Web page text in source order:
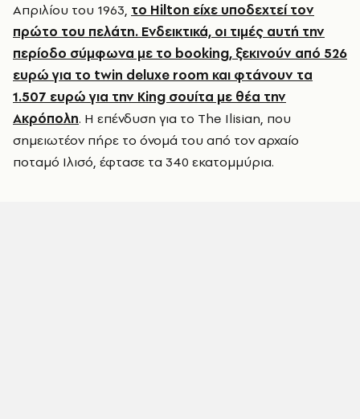
Απριλίου του 1963, το Hilton είχε υποδεχτεί τον
πρώτο του πελάτη. Ενδεικτικά, οι τιμές αυτή την
περίοδο σύμφωνα με το booking, ξεκινούν από 526
ευρώ για το twin deluxe room και φτάνουν τα
1.507 ευρώ για την King σουίτα με θέα την
Ακρόπολη. Η επένδυση για το The Ilisian, που
σημειωτέον πήρε το όνομά του από τον αρχαίο
ποταμό Ιλισό, έφτασε τα 340 εκατομμύρια.